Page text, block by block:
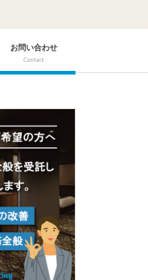
お問い合わせ
Contact